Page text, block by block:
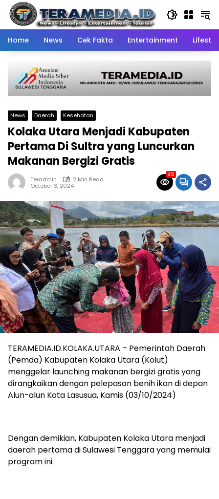
Skip
content
Home
News Cek Fakta Entertainment
News Daerah Kesehatan
Kolaka Utara Menjadi Kabupaten
Pertama Di Sultra yang Luncurkan
Makanan Bergizi Gratis
Teradmin
2 Min Read
October 3, 2024
851
TERAMEDIA.ID.KOLAKA.UTARA – Pemerintah Daerah
(Pemda) Kabupaten Kolaka Utara (Kolut)
menggelar launching makanan bergizi gratis yang
dirangkaikan dengan pelepasan benih ikan di depan
Alun-alun Kota Lasusua, Kamis (03/10/2024)
Dengan demikian, Kabupaten Kolaka Utara menjadi
daerah pertama di Sulawesi Tenggara yang memulai
program ini.